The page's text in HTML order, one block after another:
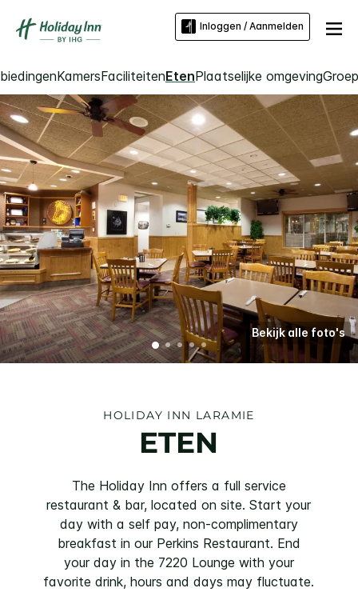
Inloggen / Aanmelden
KamersFaciliteitenEtenPlaatselijke omgeving
Bekijk alle foto's
HOLIDAY INN LARAMIE
ETEN
The Holiday Inn offers a full service
restaurant & bar, located on site. Start your
day with a self pay, non-complimentary
breakfast in our Perkins Restaurant. End
your day in the 7220 Lounge with your
favorite drink, hours and days may fluctuate.